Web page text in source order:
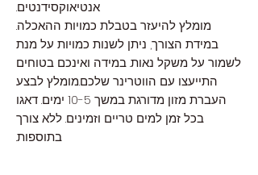
אנטיאוקסידנטים.
מומלץ להיעזר בטבלת כמויות ההאכלה.
במידת הצורך, ניתן לשנות כמויות על מנת
לשמור על משקל נאות. במידה ואינכם בטוחים
התייעצו עם הווטרינר שלכם.מומלץ לבצע
העברת מזון מדורגת במשך 10-5 ימים. דאגו
בכל זמן למים טריים וזמינים. ללא צורך
בתוספות.